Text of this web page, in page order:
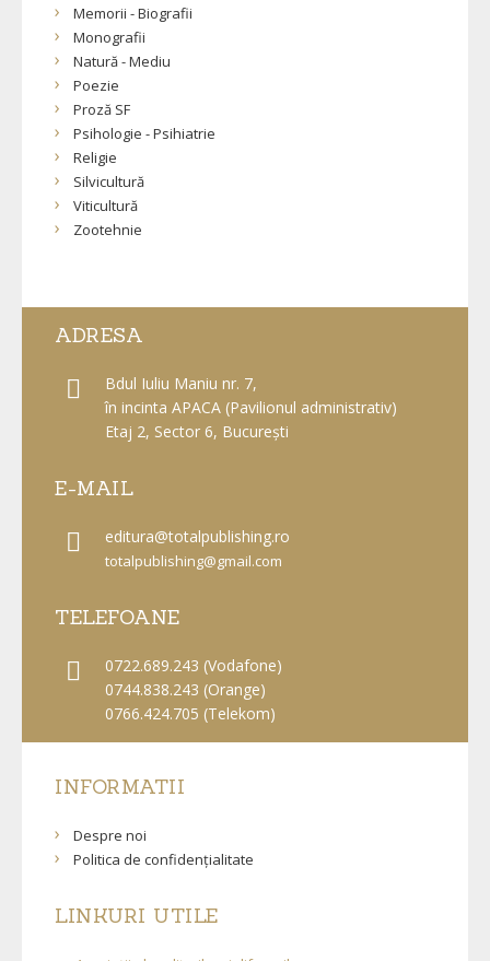
Memorii - Biografii
Monografii
Natură - Mediu
Poezie
Proză SF
Psihologie - Psihiatrie
Religie
Silvicultură
Viticultură
Zootehnie
ADRESA
Bdul Iuliu Maniu nr. 7,
în incinta APACA (Pavilionul administrativ)
Etaj 2, Sector 6, București
E-MAIL
editura@totalpublishing.ro
totalpublishing@gmail.com
TELEFOANE
0722.689.243 (Vodafone)
0744.838.243 (Orange)
0766.424.705 (Telekom)
INFORMATII
Despre noi
Politica de confidențialitate
LINKURI UTILE